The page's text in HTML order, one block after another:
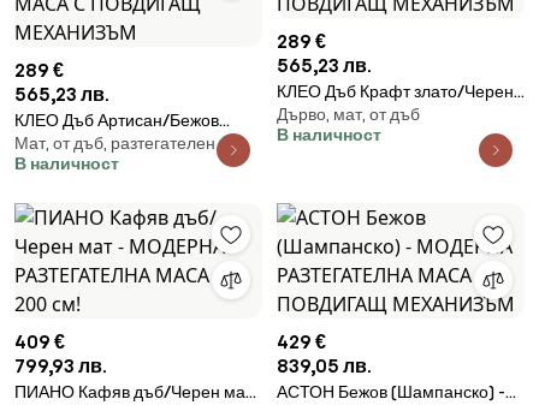
289 €
565,23 лв.
КЛЕО Дъб Артисан/Бежов
(Шампанско) - РАЗТЕГАТЕЛНА
ХОЛНА МАСА С ПОВДИГАЩ
Мат, от дъб, разтегателен
В наличност
289 €
565,23 лв.
КЛЕО Дъб Крафт злато/Черен -
РАЗТЕГАТЕЛНА ХОЛНА МАСА
С ПОВДИГАЩ МЕХАНИЗЪМ
Дърво, мат, от дъб
В наличност
409 €
799,93 лв.
ПИАНО Кафяв дъб/Черен мат
429 €
839,05 лв.
АСТОН Бежов (Шампанско) -